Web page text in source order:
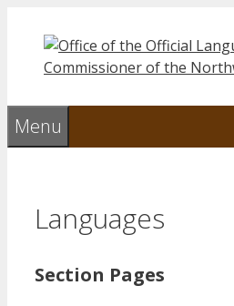
content
Menu
Languages
Section Pages